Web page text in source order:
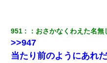
951 ： おさかなくわえた名無
>>947
当たり前のようにあれ